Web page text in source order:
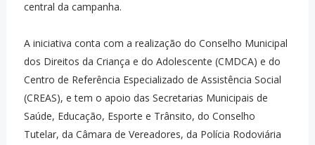
central da campanha.
A iniciativa conta com a realização do Conselho Municipal
dos Direitos da Criança e do Adolescente (CMDCA) e do
Centro de Referência Especializado de Assistência Social
(CREAS), e tem o apoio das Secretarias Municipais de
Saúde, Educação, Esporte e Trânsito, do Conselho
Tutelar, da Câmara de Vereadores, da Polícia Rodoviária